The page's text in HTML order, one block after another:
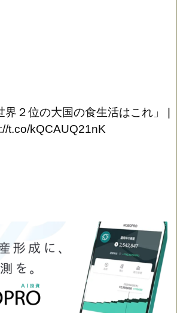
２位の大国の食生活はこれ」 |
t.co/kQCAUQ21nK